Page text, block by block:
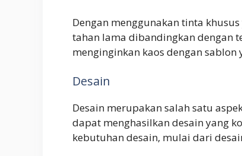
Dengan menggunakan tinta
tahan lama dibandingkan dengan
menginginkan kaos dengan
Desain
Desain merupakan salah satu
dapat menghasilkan desain yang
kebutuhan desain, mulai dari